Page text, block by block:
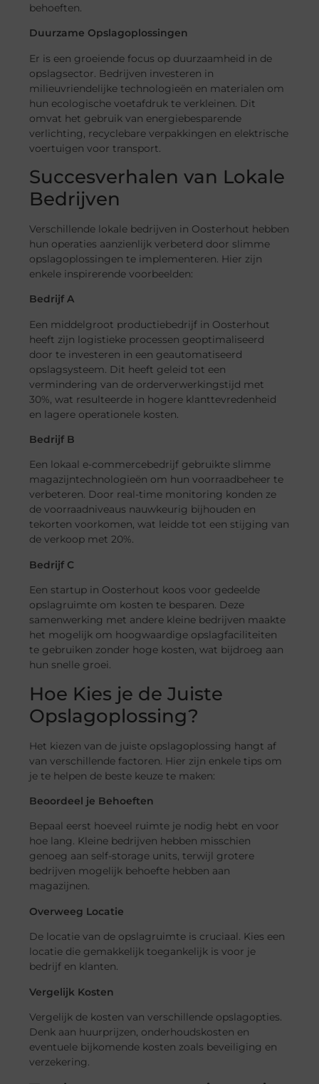
behoeften.
Duurzame Opslagoplossingen
Er is een groeiende focus op duurzaamheid in de
opslagsector. Bedrijven investeren in
milieuvriendelijke technologieën en materialen om
hun ecologische voetafdruk te verkleinen. Dit
omvat het gebruik van energiebesparende
verlichting, recyclebare verpakkingen en elektrische
voertuigen voor transport.
Succesverhalen van Lokale
Bedrijven
Verschillende lokale bedrijven in Oosterhout hebben
hun operaties aanzienlijk verbeterd door slimme
opslagoplossingen te implementeren. Hier zijn
enkele inspirerende voorbeelden:
Bedrijf A
Een middelgroot productiebedrijf in Oosterhout
heeft zijn logistieke processen geoptimaliseerd
door te investeren in een geautomatiseerd
opslagsysteem. Dit heeft geleid tot een
vermindering van de orderverwerkingstijd met
30%, wat resulteerde in hogere klanttevredenheid
en lagere operationele kosten.
Bedrijf B
Een lokaal e-commercebedrijf gebruikte slimme
magazijntechnologieën om hun voorraadbeheer te
verbeteren. Door real-time monitoring konden ze
de voorraadniveaus nauwkeurig bijhouden en
tekorten voorkomen, wat leidde tot een stijging van
de verkoop met 20%.
Bedrijf C
Een startup in Oosterhout koos voor gedeelde
opslagruimte om kosten te besparen. Deze
samenwerking met andere kleine bedrijven maakte
het mogelijk om hoogwaardige opslagfaciliteiten
te gebruiken zonder hoge kosten, wat bijdroeg aan
hun snelle groei.
Hoe Kies je de Juiste
Opslagoplossing?
Het kiezen van de juiste opslagoplossing hangt af
van verschillende factoren. Hier zijn enkele tips om
je te helpen de beste keuze te maken:
Beoordeel je Behoeften
Bepaal eerst hoeveel ruimte je nodig hebt en voor
hoe lang. Kleine bedrijven hebben misschien
genoeg aan self-storage units, terwijl grotere
bedrijven mogelijk behoefte hebben aan
magazijnen.
Overweeg Locatie
De locatie van de opslagruimte is cruciaal. Kies een
locatie die gemakkelijk toegankelijk is voor je
bedrijf en klanten.
Vergelijk Kosten
Vergelijk de kosten van verschillende opslagopties.
Denk aan huurprijzen, onderhoudskosten en
eventuele bijkomende kosten zoals beveiliging en
verzekering.